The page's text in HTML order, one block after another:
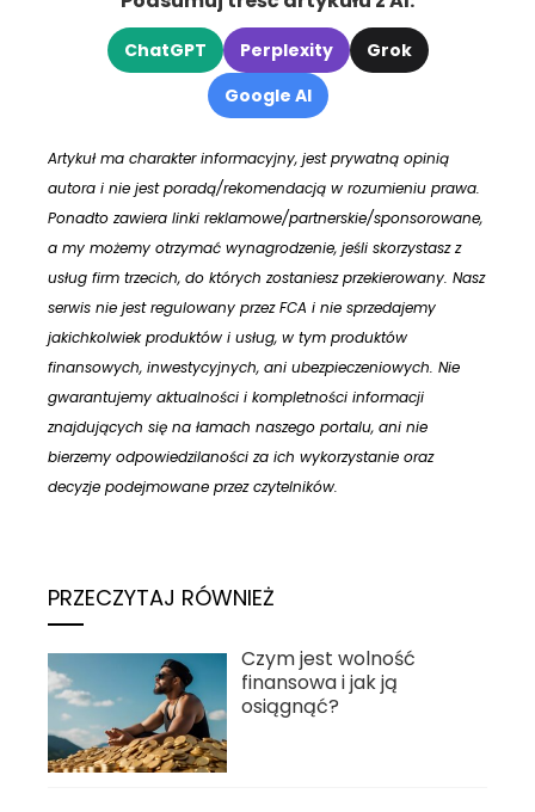
ChatGPT Perplexity
Grok
Google AI
Artykuł ma charakter informacyjny, jest prywatną opinią
autora i nie jest poradą/rekomendacją w rozumieniu prawa.
Ponadto zawiera linki reklamowe/partnerskie/sponsorowane,
a my możemy otrzymać wynagrodzenie, jeśli skorzystasz z
usług firm trzecich, do których zostaniesz przekierowany. Nasz
serwis nie jest regulowany przez FCA i nie sprzedajemy
jakichkolwiek produktów i usług, w tym produktów
finansowych, inwestycyjnych, ani ubezpieczeniowych. Nie
gwarantujemy aktualności i kompletności informacji
znajdujących się na łamach naszego portalu, ani nie
bierzemy odpowiedzilaności za ich wykorzystanie oraz
decyzje podejmowane przez czytelników.
PRZECZYTAJ RÓWNIEŻ
Czym jest wolność
finansowa i jak ją
osiągnąć?